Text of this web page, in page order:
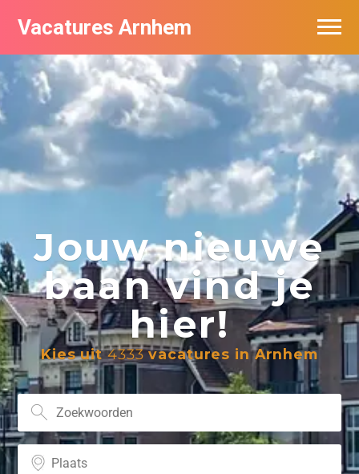
Vacatures Arnhem
Jouw nieuwe
baan vind je
hier!
Kies uit4333vacatures in Arnhem
Vacatures per bedrijf in Arnhem
Nieuwsbrief feed